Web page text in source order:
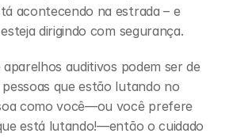
acontecendo na estrada – e
dirigindo com segurança.
auditivos podem ser de
que estão lutando no
como você—ou você prefere
está lutando!—então o cuidado